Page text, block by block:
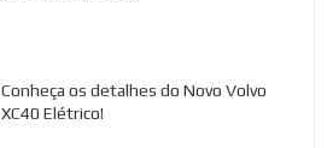
Conheça os detalhes do Novo Volvo
XC40 Elétrico!